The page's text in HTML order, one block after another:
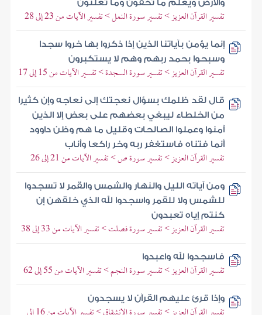
والأرض ويعلم ما تخفون وما تعلنون
تفسير القرآن العزيز > تفسير سورة النمل > تفسير الآيات من 23 إلى 28
إنما يؤمن بآياتنا الذين إذا ذكروا بها خروا سجدا
وسبحوا بحمد ربهم وهم لا يستكبرون
تفسير القرآن العزيز > تفسير سورة السجدة > تفسير الآيات من 15 إلى 17
قال لقد ظلمك بسؤال نعجتك إلى نعاجه وإن كثيرا
من الخلطاء ليبغي بعضهم على بعض إلا الذين
آمنوا وعملوا الصالحات وقليل ما هم وظن داوود
أنما فتناه فاستغفر ربه وخر راكعا وأناب
تفسير القرآن العزيز > تفسير سورة ص > تفسير الآيات من 21 إلى 26
ومن آياته الليل والنهار والشمس والقمر لا تسجدوا
للشمس ولا للقمر واسجدوا لله الذي خلقهن إن
كنتم إياه تعبدون
تفسير القرآن العزيز > تفسير سورة فصلت > تفسير الآيات من 33 إلى 38
فاسجدوا لله واعبدوا
تفسير القرآن العزيز > تفسير سورة النجم > تفسير الآيات من 55 إلى 62
وإذا قرئ عليهم القرآن لا يسجدون